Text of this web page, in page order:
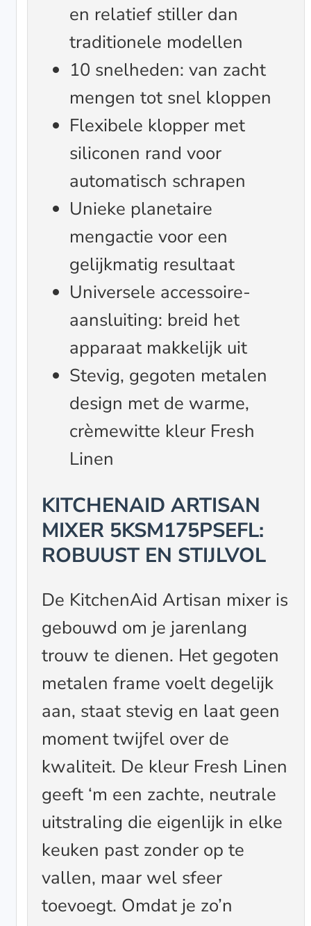
en relatief stiller dan
traditionele modellen
10 snelheden: van zacht
mengen tot snel kloppen
Flexibele klopper met
siliconen rand voor
automatisch schrapen
Unieke planetaire
mengactie voor een
gelijkmatig resultaat
Universele accessoire-
aansluiting: breid het
apparaat makkelijk uit
Stevig, gegoten metalen
design met de warme,
crèmewitte kleur Fresh
Linen
KITCHENAID ARTISAN
MIXER 5KSM175PSEFL:
ROBUUST EN STIJLVOL
De KitchenAid Artisan mixer is
gebouwd om je jarenlang
trouw te dienen. Het gegoten
metalen frame voelt degelijk
aan, staat stevig en laat geen
moment twijfel over de
kwaliteit. De kleur Fresh Linen
geeft ‘m een zachte, neutrale
uitstraling die eigenlijk in elke
keuken past zonder op te
vallen, maar wel sfeer
toevoegt. Omdat je zo’n